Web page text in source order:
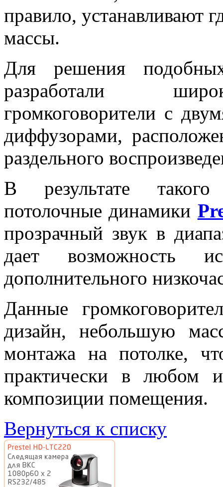
правило, устанавливают
массы.
Для решения
разработали
громкоговорители с
диффузорами,
раздельного
В результате такого
потолочные динамики
прозрачный звук в
дает возможность
дополнительного
Данные
дизайн, небольшую
монтажа на потолке,
практически в любом
композиции помещения.
Вернуться к списку